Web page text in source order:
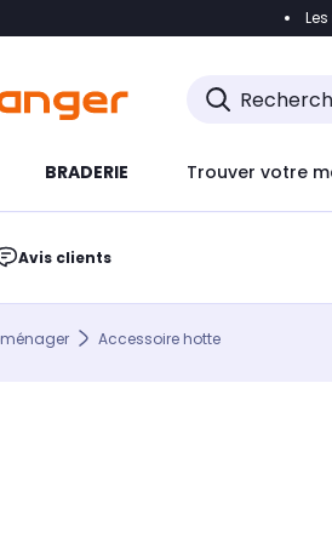
Accéder
BRADERIE Trouver votre
Avis clients
Accessoire hotte